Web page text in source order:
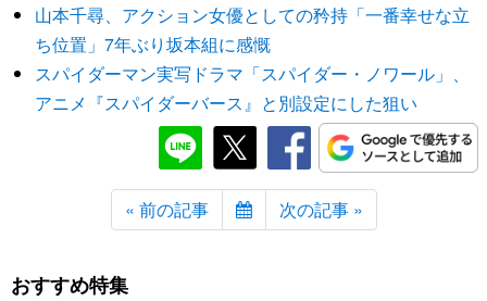
山本千尋、アクション女優としての矜持「一番幸せな立
ち位置」7年ぶり坂本組に感慨
スパイダーマン実写ドラマ「スパイダー・ノワール」、
アニメ『スパイダーバース』と別設定にした狙い
« 前の記事 次の記事 »
おすすめ特集